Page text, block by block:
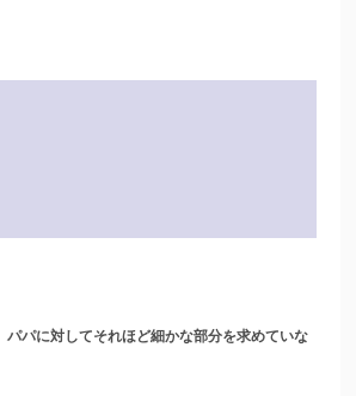
パパに対してそれほど細かな部分を求めていな